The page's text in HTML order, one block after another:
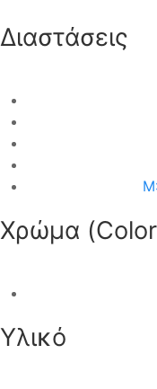
Διαστάσεις
Χρώμα
Υλικό